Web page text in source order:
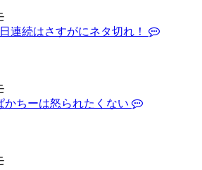
連続はさすがにネタ切れ！
かちーは怒られたくない